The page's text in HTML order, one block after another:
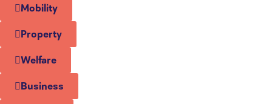
Mobility
Property
Welfare
Business